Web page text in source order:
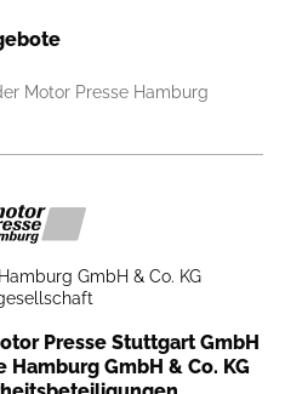
Motor Presse Hamburg
GmbH & Co. KG
Presse Stuttgart GmbH
Hamburg GmbH & Co. KG